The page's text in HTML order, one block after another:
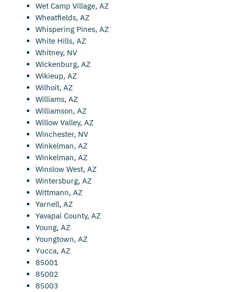
Wet Camp Village, AZ
Wheatfields, AZ
Whispering Pines, AZ
White Hills, AZ
Whitney, NV
Wickenburg, AZ
Wikieup, AZ
Wilhoit, AZ
Williams, AZ
Williamson, AZ
Willow Valley, AZ
Winchester, NV
Winkelman, AZ
Winkelman, AZ
Winslow West, AZ
Wintersburg, AZ
Wittmann, AZ
Yarnell, AZ
Yavapai County, AZ
Young, AZ
Youngtown, AZ
Yucca, AZ
85001
85002
85003